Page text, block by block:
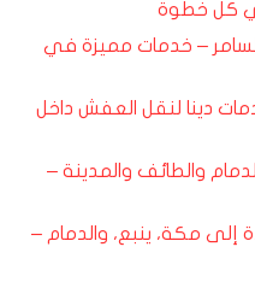
في كل خطوة
– خدمات مميزة في
دينا لنقل العفش داخل
والطائف والمدينة –
مكة، ينبع، والدمام –